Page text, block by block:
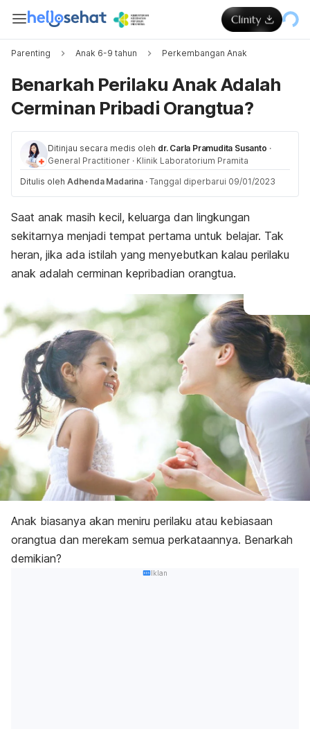
Parenting Anak 6-9 tahun Perkembangan Anak
Benarkah Perilaku Anak Adalah
Cerminan Pribadi Orangtua?
Ditinjau secara medis oleh dr. Carla Pramudita Susanto ·
General Practitioner · Klinik Laboratorium Pramita
Ditulis oleh Adhenda Madarina · Tanggal diperbarui 09/01/2023
Saat anak masih kecil, keluarga dan lingkungan
sekitarnya menjadi tempat pertama untuk belajar. Tak
heran, jika ada istilah yang menyebutkan kalau perilaku
anak adalah cerminan kepribadian orangtua.
Anak biasanya akan meniru perilaku atau kebiasaan
orangtua dan merekam semua perkataannya. Benarkah
demikian?
Iklan